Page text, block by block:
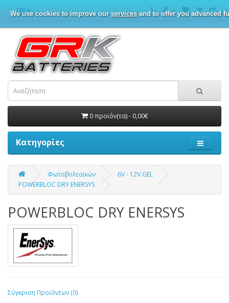
We use cookies to improve our servicesand to offer you advanced
0 προϊόν(τα) - 0,00€
Κατηγορίες
Φωτοβολταϊκών
6V - 12V GEL
POWERBLOC DRY ENERSYS
POWERBLOC DRY ENERSYS
Σύγκριση Προϊόντων (0)